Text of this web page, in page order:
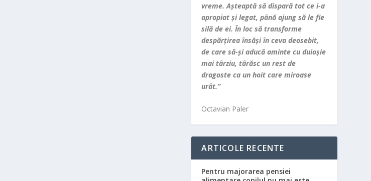
vreme. Aşteaptă să dispară tot ce i-a
apropiat şi legat, până ajung să le fie
silă de ei. În loc să transforme
despărţirea însăşi în ceva deosebit,
de care să-şi aducă aminte cu duioşie
mai târziu, târăsc un rest de
dragoste ca un hoit care miroase
urât.”
Octavian Paler
ARTICOLE RECENTE
Pentru majorarea pensiei